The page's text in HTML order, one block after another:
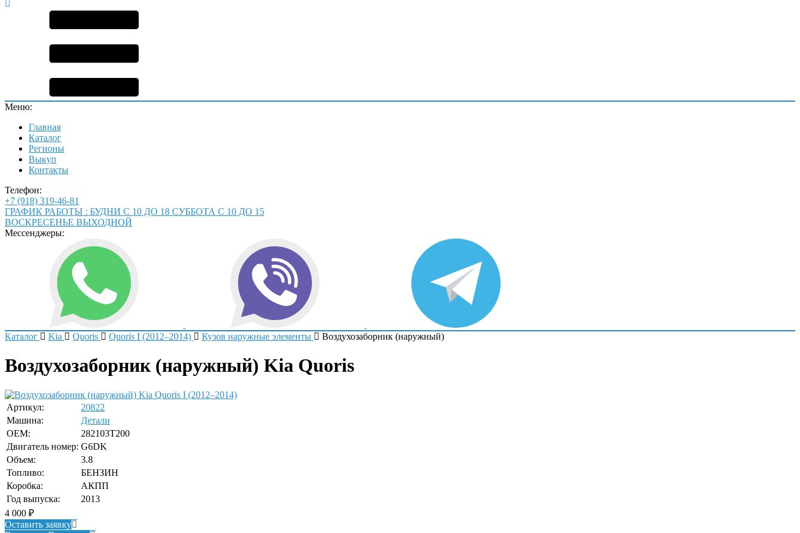
Меню:
Главная
Каталог
Регионы
Выкуп
Контакты
Телефон:
+7 (918) 319-46-81
ГРАФИК РАБОТЫ : БУДНИ С 10 ДО 18 СУББОТА С 10 ДО 15
ВОСКРЕСЕНЬЕ ВЫХОДНОЙ
Мессенджеры:
Каталог Kia Quoris Quoris I (2012–2014) Кузов наружные элементы Воздухозаборник (наружный)
Воздухозаборник (наружный) Kia Quoris
Артикул:
20822
Машина:
Детали
OEM:
282103T200
Двигатель номер: G6DK
Объем:
3.8
Топливо:
БЕНЗИН
Коробка:
АКПП
Год выпуска:
2013
4 000 ₽
Оставить заявку